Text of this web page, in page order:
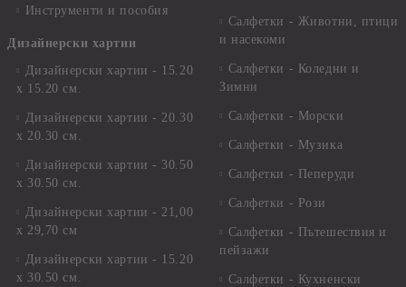
Инструменти и пособия
Дизайнерски хартии
Дизайнерски хартии - 15.20
х 15.20 см.
Дизайнерски хартии - 20.30
х 20.30 см.
Дизайнерски хартии - 30.50
х 30.50 см.
Дизайнерски хартии - 21,00
х 29,70 см
Дизайнерски хартии - 15.20
x 30.50 см.
Салфетки - Животни, птици
и насекоми
Салфетки - Коледни и
Зимни
Салфетки - Морски
Салфетки - Музика
Салфетки - Пеперуди
Салфетки - Рози
Салфетки - Пътешествия и
пейзажи
Салфетки - Кухненски